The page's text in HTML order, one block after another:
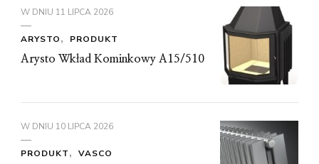
W DNIU 11 LIPCA 2026
ARYSTO
PRODUKT
Arysto Wkład Kominkowy A15/510
W DNIU 10 LIPCA 2026
PRODUKT
VASCO